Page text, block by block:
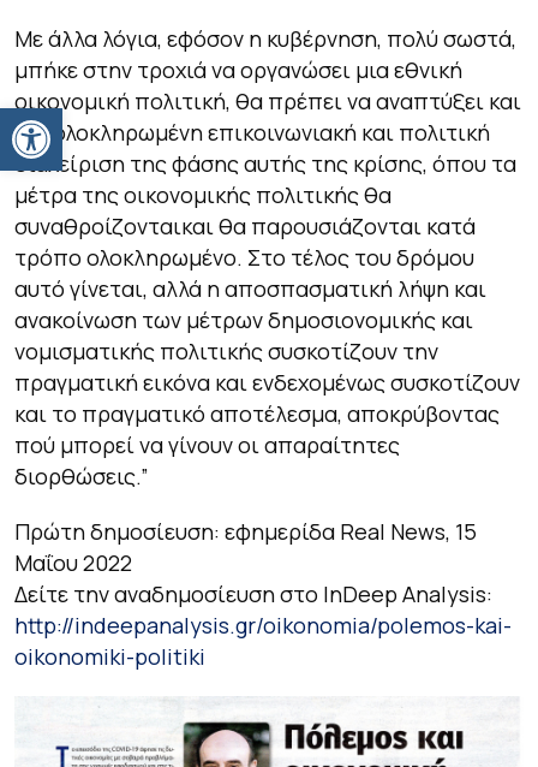
Ανοίξτε τη γραμμή εργαλείων
Με άλλα λόγια, εφόσον η κυβέρνηση, πολύ σωστά,
μπήκε στην τροχιά να οργανώσει μια εθνική
οικονομική πολιτική, θα πρέπει να αναπτύξει και
μια ολοκληρωμένη επικοινωνιακή και πολιτική
διαχείριση της φάσης αυτής της κρίσης, όπου τα
μέτρα της οικονομικής πολιτικής θα
συναθροίζονταικαι θα παρουσιάζονται κατά
τρόπο ολοκληρωμένο. Στο τέλος του δρόμου
αυτό γίνεται, αλλά η αποσπασματική λήψη και
ανακοίνωση των μέτρων δημοσιονομικής και
νομισματικής πολιτικής συσκοτίζουν την
πραγματική εικόνα και ενδεχομένως συσκοτίζουν
και το πραγματικό αποτέλεσμα, αποκρύβοντας
πού μπορεί να γίνουν οι απαραίτητες
διορθώσεις.”
Πρώτη δημοσίευση: εφημερίδα Real News, 15
Μαΐου 2022
Δείτε την αναδημοσίευση στο InDeep Analysis:
http://indeepanalysis.gr/oikonomia/polemos-kai-
oikonomiki-politiki